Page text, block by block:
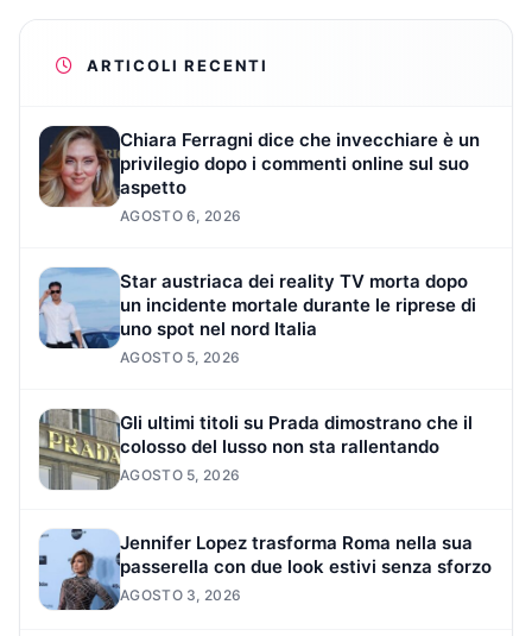
ARTICOLI RECENTI
Chiara Ferragni dice che invecchiare è un
privilegio dopo i commenti online sul suo
aspetto
AGOSTO 6, 2026
Star austriaca dei reality TV morta dopo
un incidente mortale durante le riprese di
uno spot nel nord Italia
AGOSTO 5, 2026
Gli ultimi titoli su Prada dimostrano che il
colosso del lusso non sta rallentando
AGOSTO 5, 2026
Jennifer Lopez trasforma Roma nella sua
passerella con due look estivi senza sforzo
AGOSTO 3, 2026